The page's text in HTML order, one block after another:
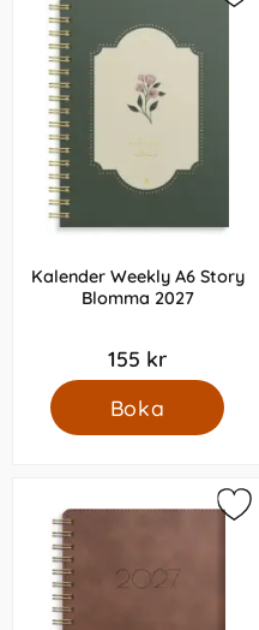
Kalender Weekly A6 Story
Blomma 2027
155 kr
Boka